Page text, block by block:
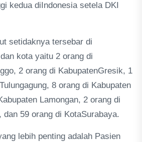
kedua diIndonesia setela DKI
setidaknya tersebar di
kota yaitu 2 orang di
2 orang di KabupatenGresik, 1
8 orang di Kabupaten
Lamongan, 2 orang di
dan 59 orang di KotaSurabaya.
lebih penting adalah Pasien